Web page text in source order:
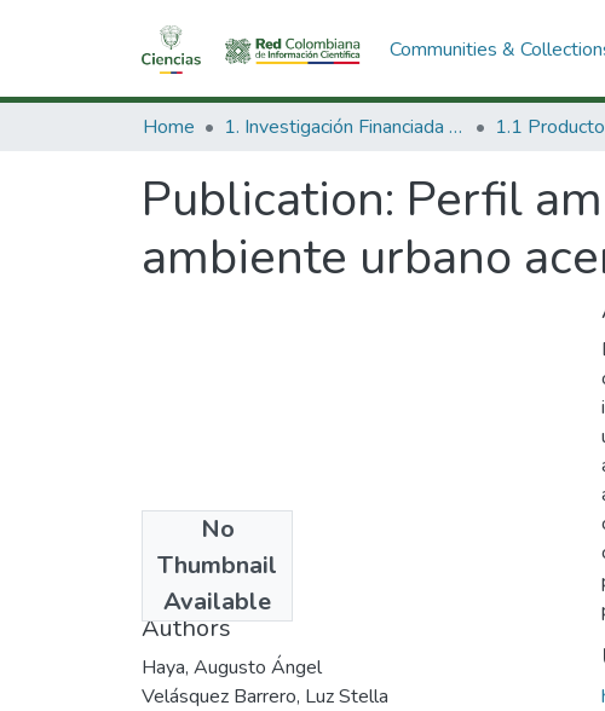
Communities &
Home 1. Investigación Financiada con Recursos Públicos
Publication: Perfil
ambiente urbano
No
Thumbnail
Available
1995-02
Authors
Haya, Augusto Ángel
Velásquez Barrero, Luz Stella